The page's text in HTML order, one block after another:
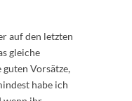
auf den letzten
gleiche
Vorsätze,
habe ich